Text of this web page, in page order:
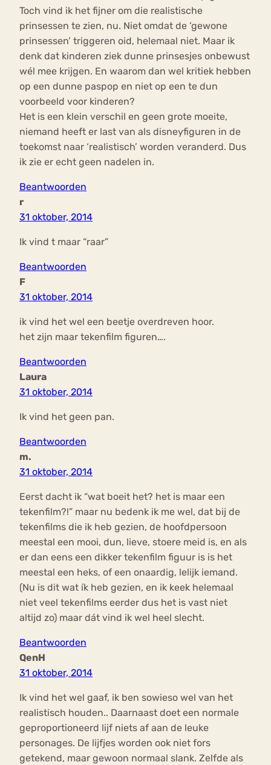
Toch vind ik het fijner om die realistische
prinsessen te zien, nu. Niet omdat de ‘gewone
prinsessen’ triggeren oid, helemaal niet. Maar ik
denk dat kinderen ziek dunne prinsesjes onbewust
wél mee krijgen. En waarom dan wel kritiek hebben
op een dunne paspop en niet op een te dun
voorbeeld voor kinderen?
Het is een klein verschil en geen grote moeite,
niemand heeft er last van als disneyfiguren in de
toekomst naar ‘realistisch’ worden veranderd. Dus
ik zie er echt geen nadelen in.
Beantwoorden
r
31 oktober, 2014
Ik vind t maar “raar”
Beantwoorden
F
31 oktober, 2014
ik vind het wel een beetje overdreven hoor.
het zijn maar tekenfilm figuren….
Beantwoorden
Laura
31 oktober, 2014
Ik vind het geen pan.
Beantwoorden
m.
31 oktober, 2014
Eerst dacht ik “wat boeit het? het is maar een
tekenfilm?!” maar nu bedenk ik me wel, dat bij de
tekenfilms die ik heb gezien, de hoofdpersoon
meestal een mooi, dun, lieve, stoere meid is, en als
er dan eens een dikker tekenfilm figuur is is het
meestal een heks, of een onaardig, lelijk iemand.
(Nu is dit wat ík heb gezien, en ik keek helemaal
niet veel tekenfilms eerder dus het is vast niet
altijd zo) maar dát vind ik wel heel slecht.
Beantwoorden
QenH
31 oktober, 2014
Ik vind het wel gaaf, ik ben sowieso wel van het
realistisch houden.. Daarnaast doet een normale
geproportioneerd lijf niets af aan de leuke
personages. De lijfjes worden ook niet fors
getekend, maar gewoon normaal slank. Zelfde als